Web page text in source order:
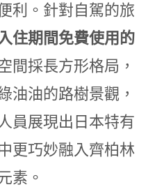
利。針對自駕的旅
住期間免費使用的
間採長方形格局，
油油的路樹景觀，
員展現出日本特有
更巧妙融入齊柏林
素。